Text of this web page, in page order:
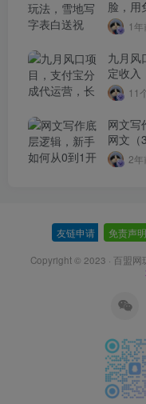
脸，用
3.5w，
1年
九月风
定收入
11
网文写
网文（
2年
友链申请 免责声明
Copyright © 2023 · 百盟网